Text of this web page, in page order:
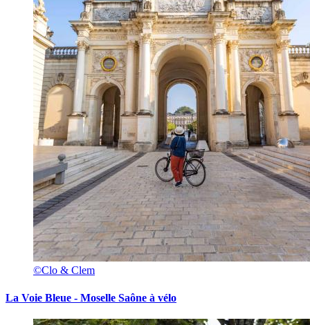
©Clo & Clem
La Voie Bleue - Moselle Saône à vélo